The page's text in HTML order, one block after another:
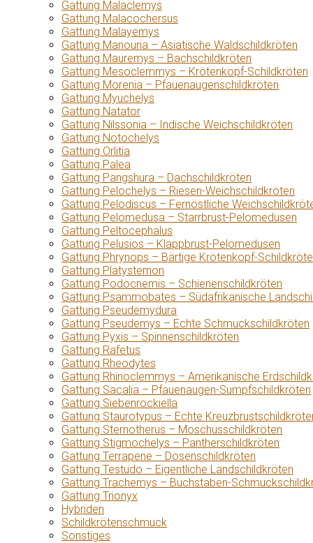
Gattung Malaclemys
Gattung Malacochersus
Gattung Malayemys
Gattung Manouria – Asiatische Waldschildkröten
Gattung Mauremys – Bachschildkröten
Gattung Mesoclemmys – Krötenkopf-Schildkröten
Gattung Morenia – Pfauenaugenschildkröten
Gattung Myuchelys
Gattung Natator
Gattung Nilssonia – Indische Weichschildkröten
Gattung Notochelys
Gattung Orlitia
Gattung Palea
Gattung Pangshura – Dachschildkröten
Gattung Pelochelys – Riesen-Weichschildkröten
Gattung Pelodiscus – Fernöstliche
Gattung Pelomedusa – Starrbrust-Pelomedusen
Gattung Peltocephalus
Gattung Pelusios – Klappbrust-Pelomedusen
Gattung Phrynops – Bärtige Krötenkopf-
Gattung Platysternon
Gattung Podocnemis – Schienenschildkröten
Gattung Psammobates – Südafrikanische
Gattung Pseudemydura
Gattung Pseudemys – Echte Schmuckschildkröten
Gattung Pyxis – Spinnenschildkröten
Gattung Rafetus
Gattung Rheodytes
Gattung Rhinoclemmys – Amerikanische
Gattung Sacalia – Pfauenaugen-Sumpfschildkröten
Gattung Siebenrockiella
Gattung Staurotypus – Echte
Gattung Sternotherus – Moschusschildkröten
Gattung Stigmochelys – Pantherschildkröten
Gattung Terrapene – Dosenschildkröten
Gattung Testudo – Eigentliche Landschildkröten
Gattung Trachemys – Buchstaben-
Gattung Trionyx
Hybriden
Schildkrötenschmuck
Sonstiges